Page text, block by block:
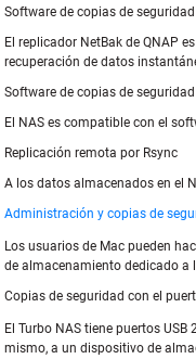
Software de copias de
El replicador NetBak de QNAP
recuperación de datos
Software de copias de
El NAS es compatible con el
Replicación remota por Rsync
A los datos almacenados en el
Administración y copias de
Los usuarios de Mac pueden
de almacenamiento dedicado a
Copias de seguridad con el
El Turbo NAS tiene puertos
mismo, a un dispositivo de